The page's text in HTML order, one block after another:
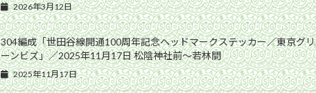
2026年3月12日
304編成「世田谷線開通100周年記念ヘッドマークステッカー／東京グリ
ーンビズ」／2025年11月17日 松陰神社前〜若林間
2025年11月17日